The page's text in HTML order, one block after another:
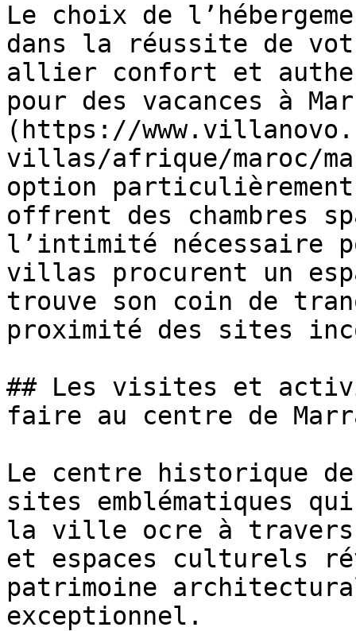
Le choix de
dans la réussite de
allier confort et
pour des vacances à
(https://
villas/afrique/maroc/
option
offrent des chambres
l’intimité nécessaire
villas procurent un
trouve son coin de
proximité des sites
## Les visites et
faire au centre de
Le centre historique
sites emblématiques
la ville ocre à travers
et espaces culturels
patrimoine
exceptionnel.